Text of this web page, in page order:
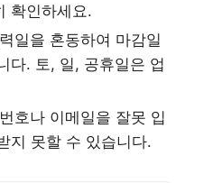
확인하세요.
일을 혼동하여 마감일
다. 토, 일, 공휴일은 업
호나 이메일을 잘못 입
지 못할 수 있습니다.